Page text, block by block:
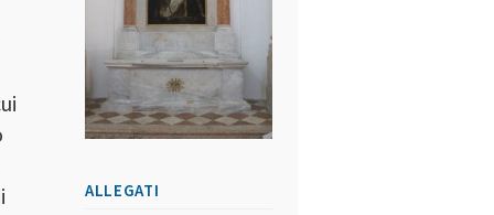
ALLEGATI